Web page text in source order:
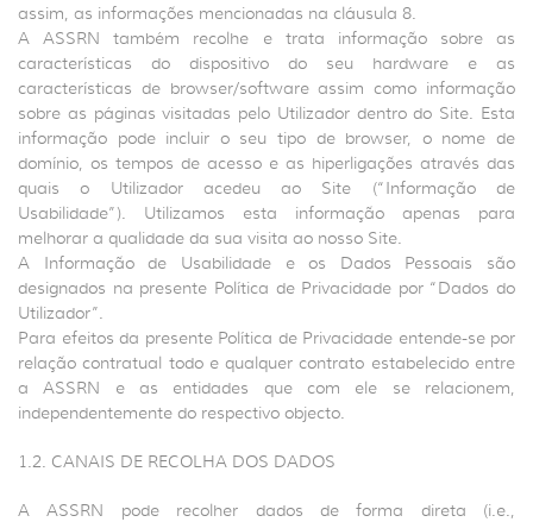
assim, as informações mencionadas na cláusula 8.
A ASSRN também recolhe e trata informação sobre as
características do dispositivo do seu hardware e as
características de browser/software assim como informação
sobre as páginas visitadas pelo Utilizador dentro do Site. Esta
informação pode incluir o seu tipo de browser, o nome de
domínio, os tempos de acesso e as hiperligações através das
quais o Utilizador acedeu ao Site (“Informação de
Usabilidade”). Utilizamos esta informação apenas para
melhorar a qualidade da sua visita ao nosso Site.
A Informação de Usabilidade e os Dados Pessoais são
designados na presente Política de Privacidade por “Dados do
Utilizador”.
Para efeitos da presente Política de Privacidade entende-se por
relação contratual todo e qualquer contrato estabelecido entre
a ASSRN e as entidades que com ele se relacionem,
independentemente do respectivo objecto.
1.2. CANAIS DE RECOLHA DOS DADOS
A ASSRN pode recolher dados de forma direta (i.e.,